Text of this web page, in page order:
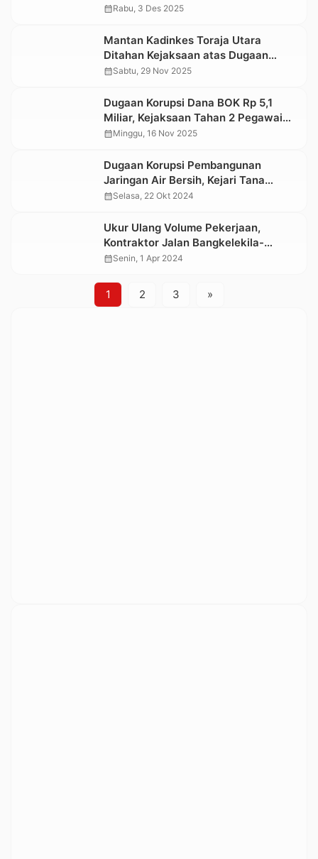
Toraja Tahan 1 Tersangka
calendar_monthRabu, 3 Des 2025
Mantan Kadinkes Toraja Utara
Ditahan Kejaksaan atas Dugaan
Korupsi, Bupati Prihatin
calendar_monthSabtu, 29 Nov 2025
Dugaan Korupsi Dana BOK Rp 5,1
Miliar, Kejaksaan Tahan 2 Pegawai
Dinkes Toraja Utara
calendar_monthMinggu, 16 Nov 2025
Dugaan Korupsi Pembangunan
Jaringan Air Bersih, Kejari Tana
Toraja Tetapkan 2 Tersangka
calendar_monthSelasa, 22 Okt 2024
Ukur Ulang Volume Pekerjaan,
Kontraktor Jalan Bangkelekila-
To’yasa Siap Buktikan Dirinya Tak
calendar_monthSenin, 1 Apr 2024
1 2 3 »